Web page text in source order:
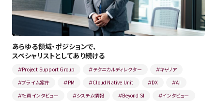
あらゆる領域・ポジションで、
スペシャリストとしてあり続ける
#Project Support Group #テクニカルディレクター #キャリア
#プライム案件 #PM #Cloud Native Unit #DX #AI
#社員インタビュー #システム情報 #Beyond SI #インタビュー